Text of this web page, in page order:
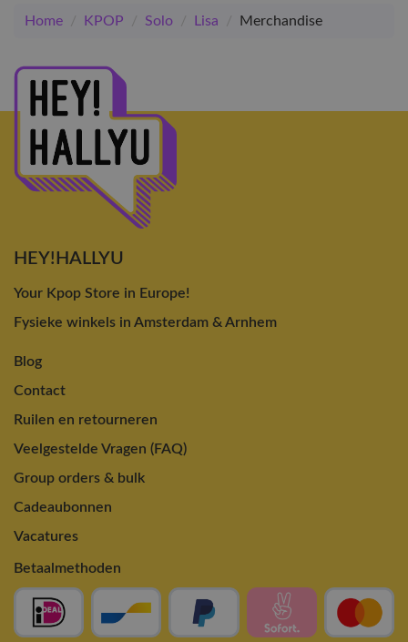
Home / KPOP / Solo / Lisa / Merchandise
HEY!HALLYU
Your Kpop Store in Europe!
Fysieke winkels in Amsterdam & Arnhem
Blog
Contact
Ruilen en retourneren
Veelgestelde Vragen (FAQ)
Group orders & bulk
Cadeaubonnen
Vacatures
Betaalmethoden